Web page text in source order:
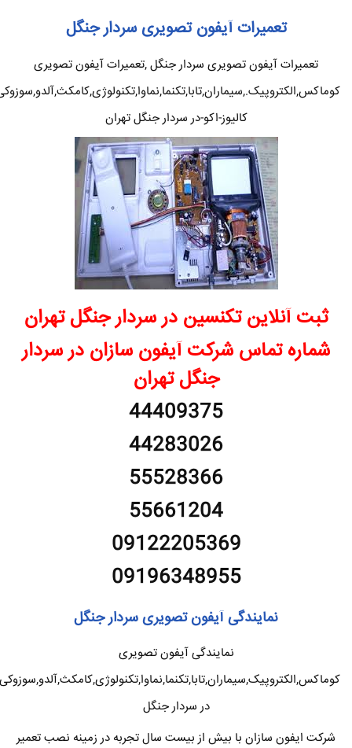
تعمیرات آیفون تصویری سردار جنگل
تعمیرات آیفون تصویری سردار جنگل ,تعمیرات آیفون تصویری
کالیوز-اکو-در سردار جنگل تهران
ثبت آنلاین تکنسین در سردار جنگل تهران
شماره تماس شرکت آیفون سازان در سردار
جنگل تهران
44409375
44283026
55528366
55661204
09122205369
09196348955
نمایندگی آیفون تصویری سردار جنگل
نمایندگی آیفون تصویری
کوماکس,الکتروپیک,سیماران,تابا,تکنما,نماوا,تکنولوژی,کامکث,آلدو,سوزوکی
در سردار جنگل
شرکت ایفون سازان با بیش از بیست سال تجربه در زمینه نصب تعمیر